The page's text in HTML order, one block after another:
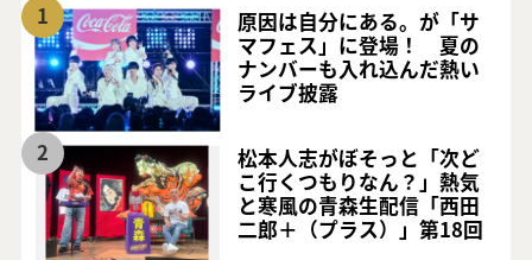
1
原因は自分にある。が「サ
マフェス」に登場！ 夏の
ナンバーも入れ込んだ熱い
ライブ披露
2
松本人志がぼそっと「次ど
こ行くつもりなん？」熱気
と寒風の青森生配信「西田
二郎＋（プラス）」第18回